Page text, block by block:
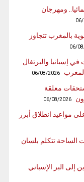
مهرجانا سينمائيا.. ومهرجان
بالمغرب تتجاوز
06/
2030.. أصوات في إسبانيا والبرتغال
06/08/2026
معلقة
06/08/2026
مواعيد انطلاق أبرز
كولان/ 5.. حين كانت الساحة تتكلم بلسان
إلى البر الإسباني